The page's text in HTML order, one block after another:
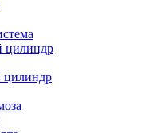
цилиндр
цилиндр